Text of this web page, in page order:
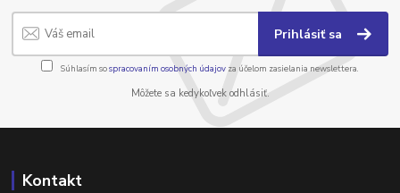
Prihlásiť sa
Súhlasím sospracovaním osobných údajov za účelom zasielania newslettera.
Môžete sa kedykoľvek odhlásiť.
Kontakt